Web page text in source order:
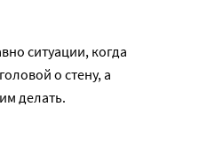
ситуации, когда
о стену, а
делать.